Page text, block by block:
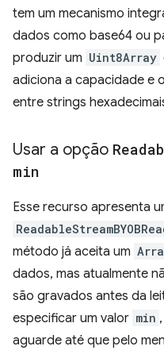
tem um mecanismo
dados como base64 ou
produzir um Uint8Array
adiciona a capacidade e
entre strings
Usar a opção
min
Esse recurso apresenta
método já aceita um
dados, mas atualmente
são gravados antes da
especificar um valor min
aguarde até que pelo